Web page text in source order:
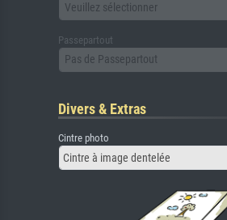
Veuillez sélectionner
Passepartout
Pas de Passepartout
Divers & Extras
Cintre photo
Cintre à image dentelée